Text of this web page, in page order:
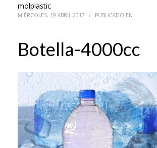
molplastic
MIÉRCOLES, 19 ABRIL 2017 / PUBLICADO EN
Botella-4000cc